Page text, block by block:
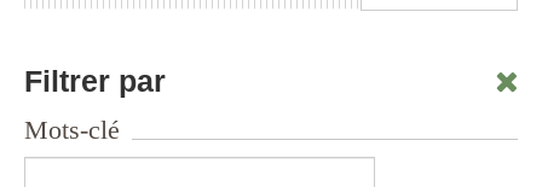
Filtrer par
Mots-clé